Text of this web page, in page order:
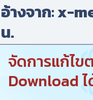
อ้างจาก: x-
น.
จัดการแก้ไข
Download